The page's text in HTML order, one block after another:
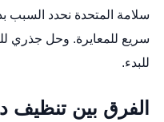
سلامة المتحدة نحدد السبب
للبدء.
الفرق بين تنظيف